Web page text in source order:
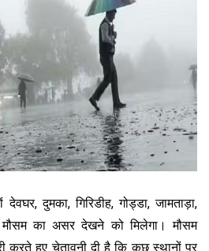
दुमका, गिरिडीह, गोड्डा, जामताड़ा,
का असर देखने को मिलेगा। मौसम
करते हुए चेतावनी दी है कि कुछ स्थानों पर